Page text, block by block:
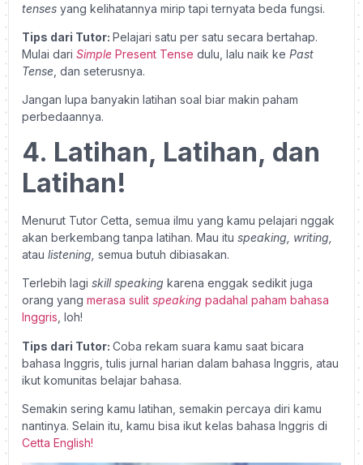
tenses yang kelihatannya mirip tapi ternyata beda fungsi.
Tips dari Tutor: Pelajari satu per satu secara bertahap.
Mulai dari Simple Present Tense dulu, lalu naik ke Past
Tense , dan seterusnya.
Jangan lupa banyakin latihan soal biar makin paham
perbedaannya.
4. Latihan, Latihan, dan
Latihan!
Menurut Tutor Cetta, semua ilmu yang kamu pelajari nggak
akan berkembang tanpa latihan. Mau itu speaking, writing,
atau listening, semua butuh dibiasakan.
Terlebih lagi skill speaking karena enggak sedikit juga
orang yang merasa sulit speaking padahal paham bahasa
Inggris , loh!
Tips dari Tutor: Coba rekam suara kamu saat bicara
bahasa Inggris, tulis jurnal harian dalam bahasa Inggris, atau
ikut komunitas belajar bahasa.
Semakin sering kamu latihan, semakin percaya diri kamu
nantinya. Selain itu, kamu bisa ikut kelas bahasa Inggris di
Cetta English!